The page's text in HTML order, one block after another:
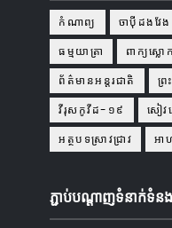
កំណាព្យ ចាប៉ីដងវែង
ធម្មយាត្រា
ពាក្យស្លោក
ព័ត៌មានអន្តរជាតិ
ព្
វីរុសកូវីដ-១៩
សៀវ
អត្ថបទស្រាវជ្រាវ
អា
ភ្ជាប់បណ្ដាញទំនាក់ទំ